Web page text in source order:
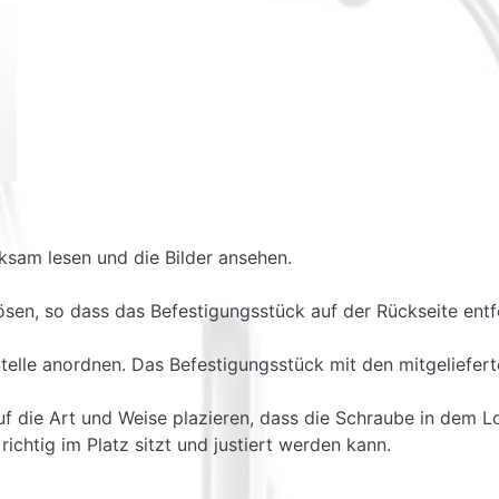
lesen und die Bilder ansehen.
so dass das Befestigungsstück auf der Rückseite
anordnen. Das Befestigungsstück mit den
die Art und Weise plazieren, dass die Schraube in dem
im Platz sitzt und justiert werden kann.